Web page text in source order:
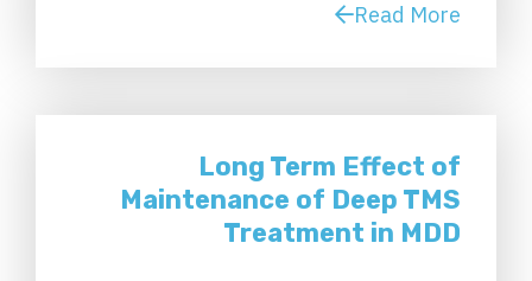
Read More
Long Term Effect of
Maintenance of Deep TMS
Treatment in MDD